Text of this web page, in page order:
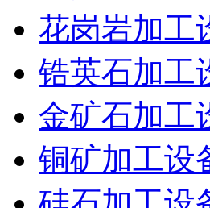
花岗岩加工
锆英石加工
金矿石加工
铜矿加工设